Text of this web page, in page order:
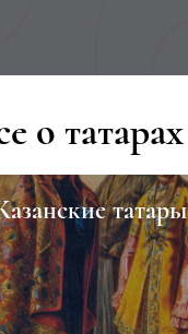
о татарах
татары